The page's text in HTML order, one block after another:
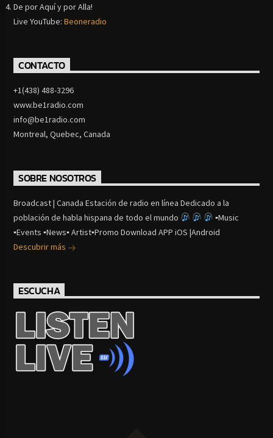
De por Aquí y por Alla!
Live YouTube:Beoneradio
CONTACTO
+1(438) 488-3296
www.be1radio.com
info@be1radio.com
Montreal, Quebec, Canada
SOBRE NOSOTROS
Broadcast | Canada Estación de radio en línea Dedicado a la
población de habla hispana de todo el mundo
▪Music
▪Events ▪News▪ Artist▪Promo Download APP iOS |Android
Descubrir más
ESCUCHA